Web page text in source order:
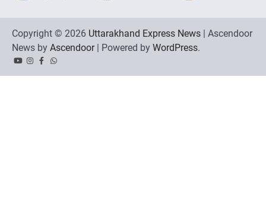
Copyright © 2026 Uttarakhand Express News | Ascendoor
News by Ascendoor| Powered by WordPress.
YouTubeInstagram
Facebook
Whatsapp